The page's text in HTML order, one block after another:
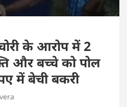
के आरोप में 2
और बच्चे को पोल
में बेची बकरी